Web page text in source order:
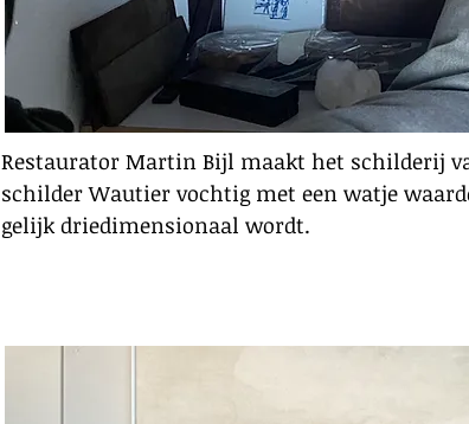
Restaurator Martin Bijl maakt het schilderij
schilderWautier vochtig met een watje
gelijk driedimensionaal wordt.